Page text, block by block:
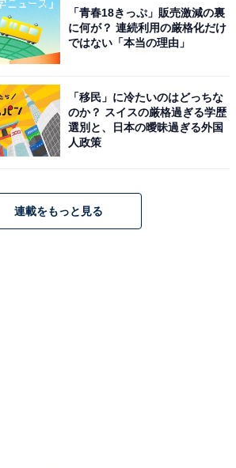
1袋
400mL
「青春18きっぷ」販売激減の裏
に何が？ 連続利用の厳格化だけ
ではない「本当の理由」
「移民」に冷たいのはどっちな
のか？ スイスの厳格過ぎる学歴
選別と、日本の曖昧過ぎる外国
人政策
連載をもっと見る